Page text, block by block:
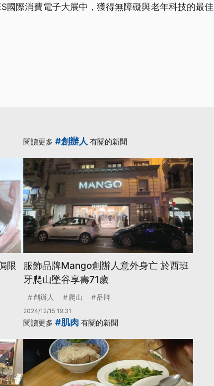
國際消費電子大展中，獲得無障礙與老年科技的最佳
限
閱讀更多 #創辦人 有關的新聞
服飾品牌Mango創辦人意外身亡 於西班
牙爬山墜谷享壽71歲
創辦人 爬山 品牌
2024/12/15 19:31
閱讀更多 #肌肉 有關的新聞